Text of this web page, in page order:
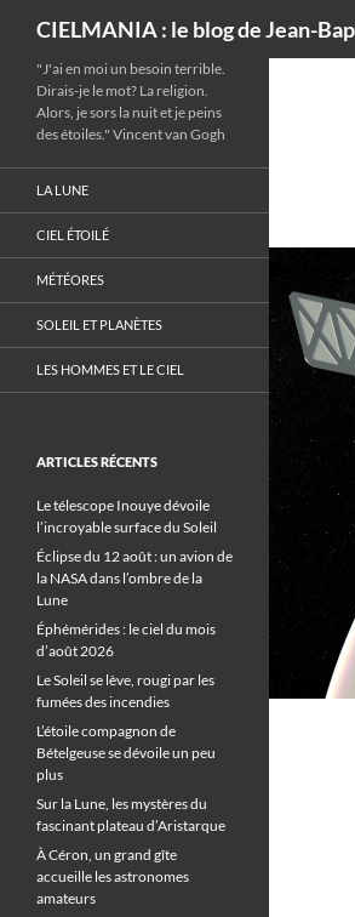
CIELMANIA : le blog de Jean-
"J'ai en moi un besoin terrible.
Dirais-je le mot? La religion.
Alors, je sors la nuit et je peins
des étoiles." Vincent van Gogh
LA LUNE
CIEL ÉTOILÉ
MÉTÉORES
SOLEIL ET PLANÈTES
LES HOMMES ET LE CIEL
ARTICLES RÉCENTS
Le télescope Inouye dévoile
l’incroyable surface du Soleil
Éclipse du 12 août : un avion de
la NASA dans l’ombre de la
Lune
Éphémérides : le ciel du mois
d’août 2026
Le Soleil se lève, rougi par les
fumées des incendies
L’étoile compagnon de
Bételgeuse se dévoile un peu
plus
Sur la Lune, les mystères du
fascinant plateau d’Aristarque
À Céron, un grand gîte
accueille les astronomes
amateurs